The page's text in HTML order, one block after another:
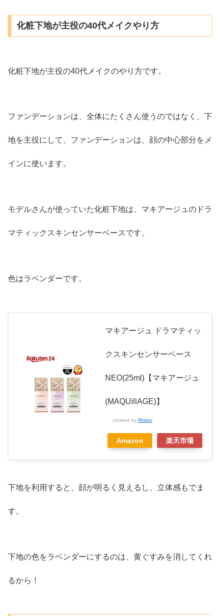
化粧下地が主役の40代メイクやり方
化粧下地が主役の40代メイクのやり方です。
ファンデーションは、全体にたくさん使うのではなく、下
地を主役にして、ファンデーションは、顔の中心部分をメ
インに使います。
モデルさんが使っていた化粧下地は、マキアージュのドラ
マティックスキンセンサーベースです。
色はラベンダーです。
マキアージュ ドラマティッ
クスキンセンサーベース
NEO(25ml)【マキアージュ
(MAQUillAGE)】
created by Rinker
Amazon 楽天市場
下地を利用すると、顔が明るく見えるし、立体感もでま
す。
下地の色をラベンダーにするのは、黄ぐすみを消してくれ
るから！